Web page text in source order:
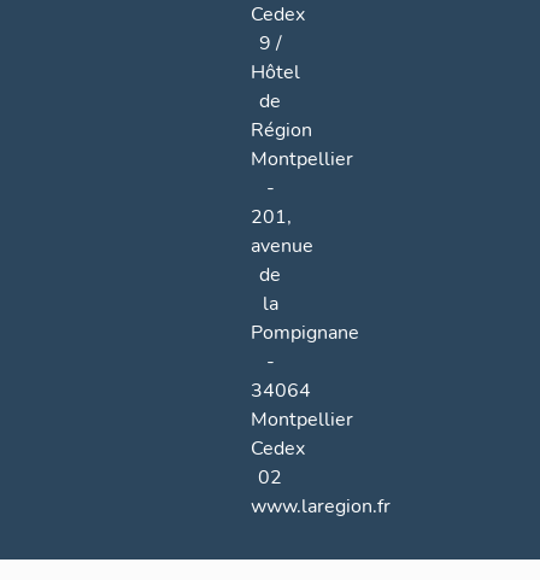
Cedex
9 /
Hôtel
de
Région
Montpellier
-
201,
avenue
de
la
Pompignane
-
34064
Montpellier
Cedex
02
www.laregion.fr